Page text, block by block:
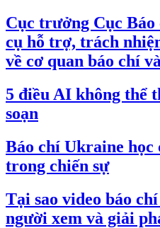
Cục trưởng Cục
cụ hỗ trợ, trách
về cơ quan báo chí
5 điều AI không thể
soạn
Báo chí Ukraine học
trong chiến sự
Tại sao video báo
người xem và giải